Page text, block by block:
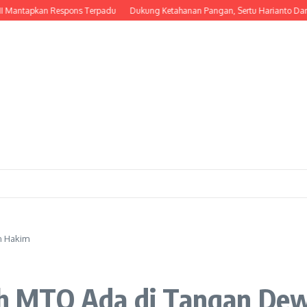
Respons Terpadu Dukung Ketahanan Pangan, Sertu Harianto Dampingi
Hakim
Ada di Tangan